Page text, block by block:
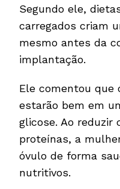
Segundo ele,
carregados criam
mesmo antes da
implantação.
Ele comentou que
estarão bem em
glicose. Ao reduzir
proteínas, a
óvulo de forma
nutritivos.